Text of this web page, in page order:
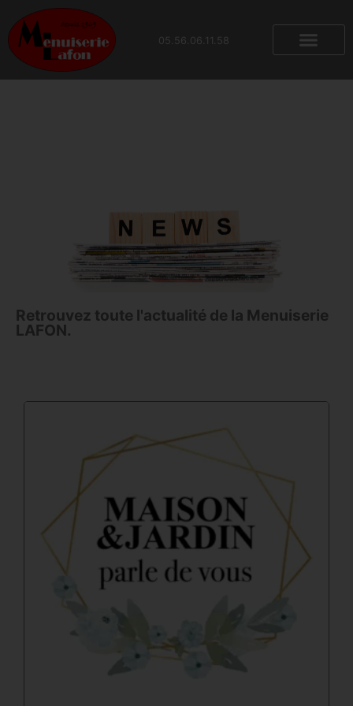
principal
05.56.06.11.58
Retrouvez toute l'actualité de la Menuiserie
LAFON.